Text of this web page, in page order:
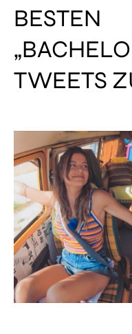
BESTEN
TWEETS